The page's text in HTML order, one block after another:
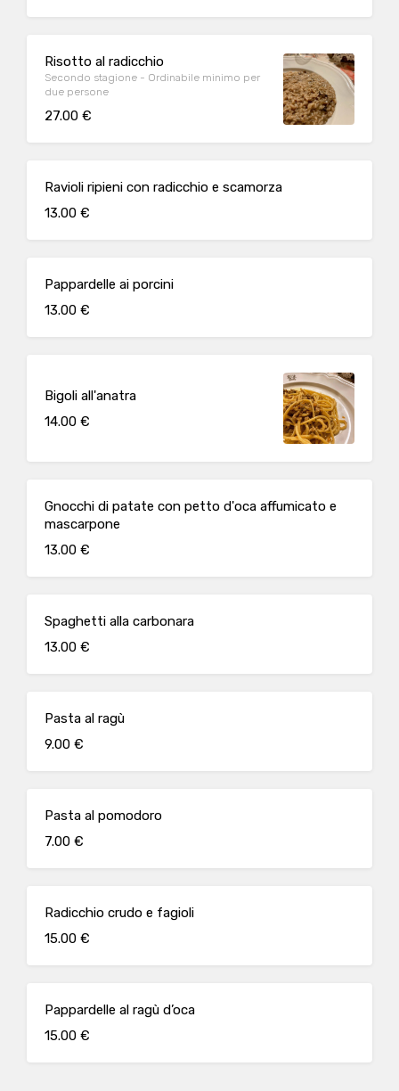
Risotto al radicchio
Secondo stagione - Ordinabile minimo per
due persone
27.00 €
Ravioli ripieni con radicchio e scamorza
13.00 €
Pappardelle ai porcini
13.00 €
Bigoli all'anatra
14.00 €
Gnocchi di patate con petto d'oca affumicato e
mascarpone
13.00 €
Spaghetti alla carbonara
13.00 €
Pasta al ragù
9.00 €
Pasta al pomodoro
7.00 €
Radicchio crudo e fagioli
15.00 €
Pappardelle al ragù d’oca
15.00 €